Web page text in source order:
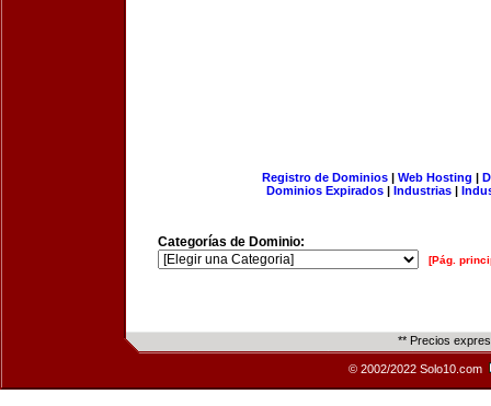
Registro de Dominios| Web Hosting |
Dominios Expirados | Industrias |
Categorías de Dominio:
[Pág.
** Precios
© 2002/2022 Solo10.com